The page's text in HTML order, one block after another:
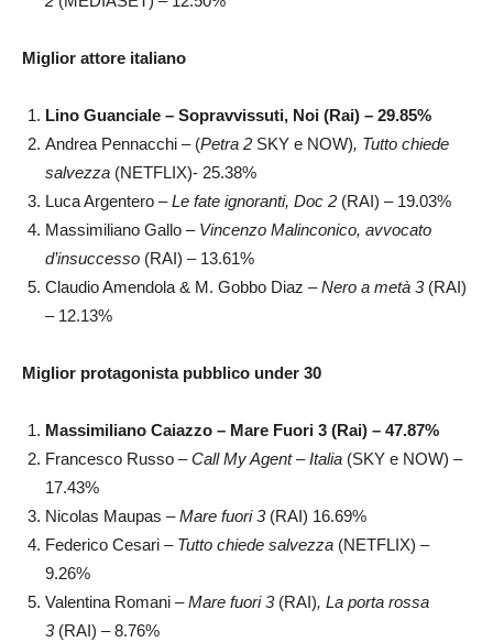
Miglior attore italiano
Lino Guanciale – Sopravvissuti, Noi (Rai) – 29.85%
Andrea Pennacchi – (Petra 2 SKY e NOW), Tutto chiede
salvezza (NETFLIX)- 25.38%
Luca Argentero –Le fate ignoranti, Doc 2 (RAI) – 19.03%
Massimiliano Gallo – Vincenzo Malinconico, avvocato
d’insuccesso (RAI) – 13.61%
Claudio Amendola & M. Gobbo Diaz –Nero a metà 3 (RAI)
– 12.13%
Miglior protagonista pubblico under 30
Massimiliano Caiazzo – Mare Fuori 3 (Rai) – 47.87%
Francesco Russo –Call My Agent – Italia (SKY e NOW) –
17.43%
Nicolas Maupas –Mare fuori 3(RAI) 16.69%
Federico Cesari – Tutto chiede salvezza (NETFLIX) –
9.26%
Valentina Romani –Mare fuori 3(RAI), La porta rossa
3 (RAI) – 8.76%